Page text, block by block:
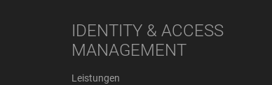
IDENTITY & ACCESS
MANAGEMENT
Leistungen